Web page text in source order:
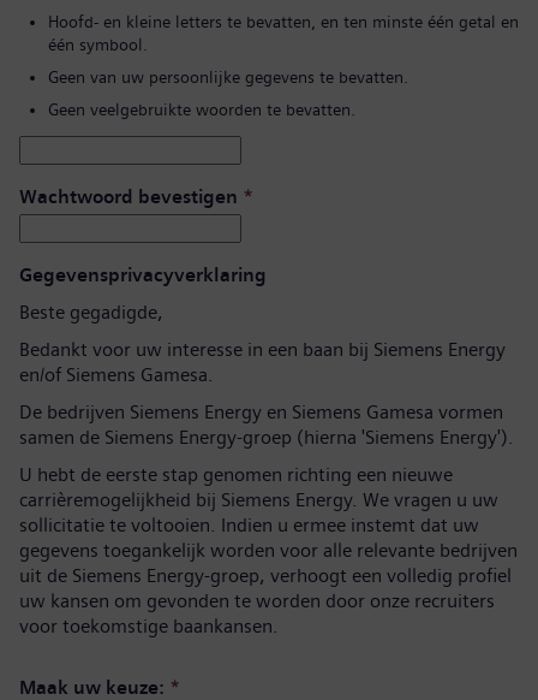
Hoofd- en kleine letters te bevatten, en ten minste één getal en
één symbool.
Geen van uw persoonlijke gegevens te bevatten.
Geen veelgebruikte woorden te bevatten.
Wachtwoord bevestigen *
Gegevensprivacyverklaring
Beste gegadigde,
Bedankt voor uw interesse in een baan bij Siemens Energy
en/of Siemens Gamesa.
De bedrijven Siemens Energy en Siemens Gamesa vormen
samen de Siemens Energy-groep (hierna 'Siemens Energy').
U hebt de eerste stap genomen richting een nieuwe
carrièremogelijkheid bij Siemens Energy. We vragen u uw
sollicitatie te voltooien. Indien u ermee instemt dat uw
gegevens toegankelijk worden voor alle relevante bedrijven
uit de Siemens Energy-groep, verhoogt een volledig profiel
uw kansen om gevonden te worden door onze recruiters
voor toekomstige baankansen.
Maak uw keuze: *